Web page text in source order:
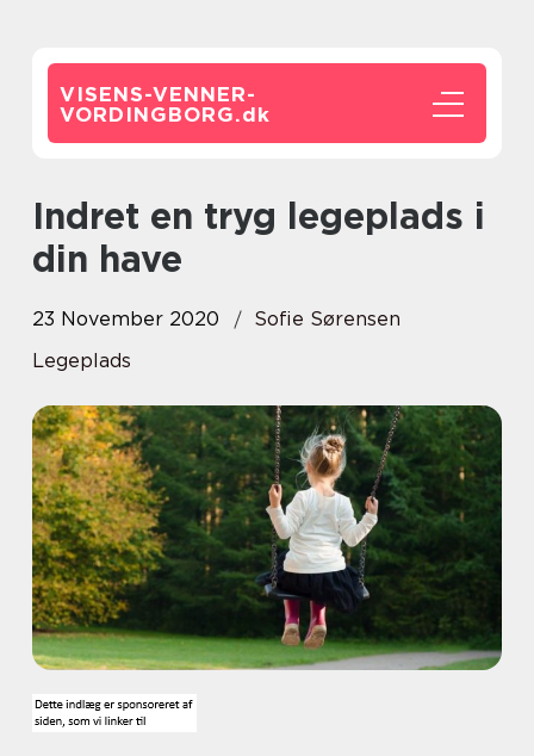
VISENS-VENNER-
VORDINGBORG.dk
Indret en tryg legeplads i
din have
23 November 2020
Sofie Sørensen
Legeplads